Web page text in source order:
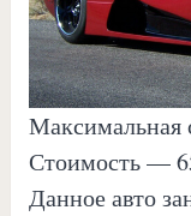
Максимальная
Стоимость —
Данное авто